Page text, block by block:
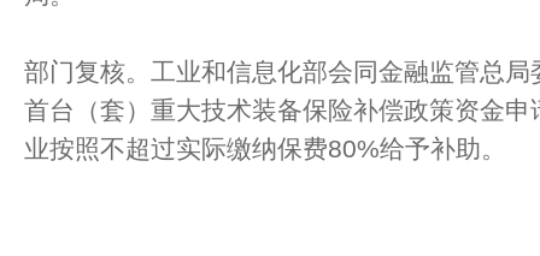
部门复核。工业和信息化部会同金融监管总
首台（套）重大技术装备保险补偿政策资金
业按照不超过实际缴纳保费80%给予补助。